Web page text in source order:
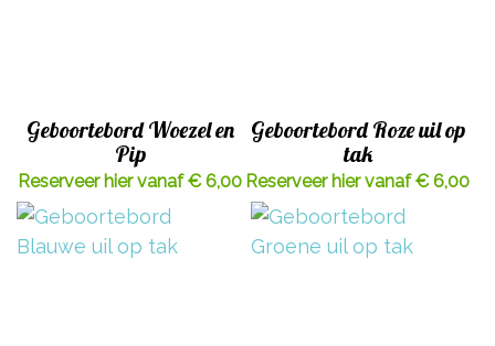
Geboortebord Woezel en
Pip
Reserveer hier vanaf € 6,00
Geboortebord Roze uil op
tak
Reserveer hier vanaf € 6,00